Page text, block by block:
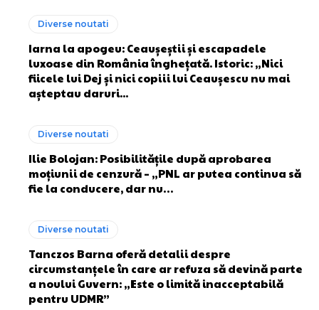
Diverse noutati
Iarna la apogeu: Ceaușeștii și escapadele
luxoase din România înghețată. Istoric: „Nici
fiicele lui Dej și nici copiii lui Ceaușescu nu mai
așteptau daruri...
Diverse noutati
Ilie Bolojan: Posibilitățile după aprobarea
moțiunii de cenzură – „PNL ar putea continua să
fie la conducere, dar nu…
Diverse noutati
Tanczos Barna oferă detalii despre
circumstanțele în care ar refuza să devină parte
a noului Guvern: „Este o limită inacceptabilă
pentru UDMR”